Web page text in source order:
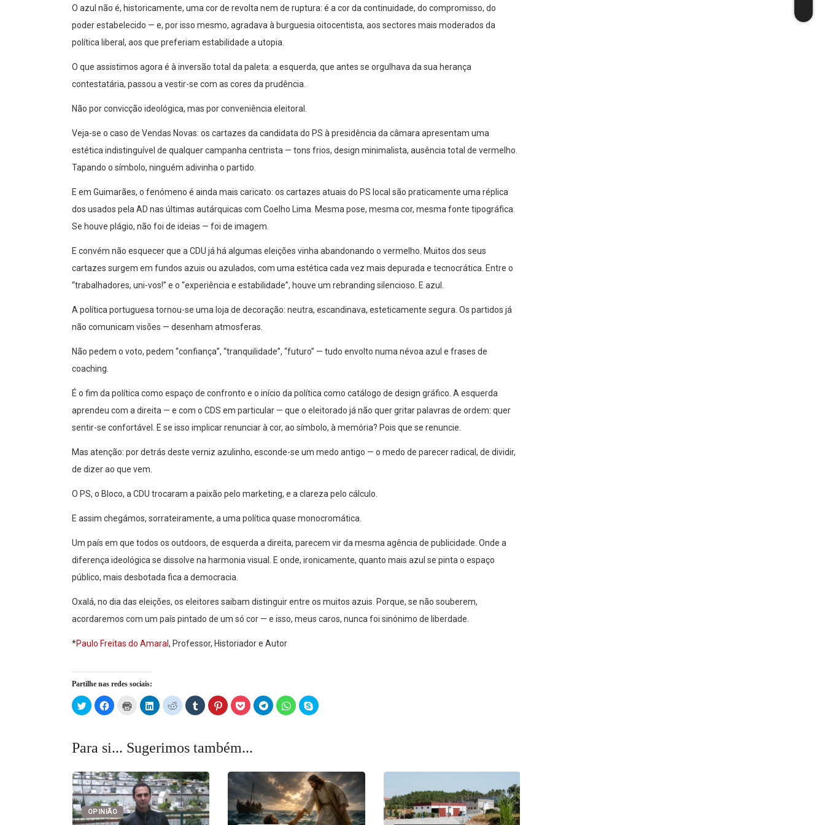
O azul não é, historicamente, uma cor de revolta nem de ruptura: é a cor da continuidade, do compromisso, do
poder estabelecido — e, por isso mesmo, agradava à burguesia oitocentista, aos sectores mais moderados da
política liberal, aos que preferiam estabilidade a utopia.
O que assistimos agora é à inversão total da paleta: a esquerda, que antes se orgulhava da sua herança
contestatária, passou a vestir-se com as cores da prudência.
Não por convicção ideológica, mas por conveniência eleitoral.
Veja-se o caso de Vendas Novas: os cartazes da candidata do PS à presidência da câmara apresentam uma
estética indistinguível de qualquer campanha centrista — tons frios, design minimalista, ausência total de vermelho.
Tapando o símbolo, ninguém adivinha o partido.
E em Guimarães, o fenómeno é ainda mais caricato: os cartazes atuais do PS local são praticamente uma réplica
dos usados pela AD nas últimas autárquicas com Coelho Lima. Mesma pose, mesma cor, mesma fonte tipográfica.
Se houve plágio, não foi de ideias — foi de imagem.
E convém não esquecer que a CDU já há algumas eleições vinha abandonando o vermelho. Muitos dos seus
cartazes surgem em fundos azuis ou azulados, com uma estética cada vez mais depurada e tecnocrática. Entre o
“trabalhadores, uni-vos!” e o “experiência e estabilidade”, houve um rebranding silencioso. E azul.
A política portuguesa tornou-se uma loja de decoração: neutra, escandinava, esteticamente segura. Os partidos já
não comunicam visões — desenham atmosferas.
Não pedem o voto, pedem “confiança”, “tranquilidade”, “futuro” — tudo envolto numa névoa azul e frases de
coaching.
É o fim da política como espaço de confronto e o início da política como catálogo de design gráfico. A esquerda
aprendeu com a direita — e com o CDS em particular — que o eleitorado já não quer gritar palavras de ordem: quer
sentir-se confortável. E se isso implicar renunciar à cor, ao símbolo, à memória? Pois que se renuncie.
Mas atenção: por detrás deste verniz azulinho, esconde-se um medo antigo — o medo de parecer radical, de dividir,
de dizer ao que vem.
O PS, o Bloco, a CDU trocaram a paixão pelo marketing, e a clareza pelo cálculo.
E assim chegámos, sorrateiramente, a uma política quase monocromática.
Um país em que todos os outdoors, de esquerda a direita, parecem vir da mesma agência de publicidade. Onde a
diferença ideológica se dissolve na harmonia visual. E onde, ironicamente, quanto mais azul se pinta o espaço
público, mais desbotada fica a democracia.
Oxalá, no dia das eleições, os eleitores saibam distinguir entre os muitos azuis. Porque, se não souberem,
acordaremos com um país pintado de um só cor — e isso, meus caros, nunca foi sinónimo de liberdade.
*Paulo Freitas do Amaral , Professor, Historiador e Autor
Partilhe nas redes sociais:
Click
to
share
in
new
Click
to
in
new
Click
print
window)
Click
to
share
in
new
Click
to
share
in
new
Click
to
share
(Opens
in
new
Click
to
share
(Opens
in
new
Click
to
share
new
Click
to
share
Click
to
share
Click
to
Para si... Sugerimos também...
OPINIÃO